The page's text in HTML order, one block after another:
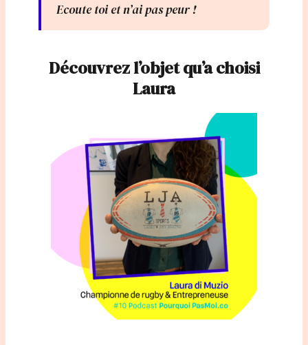
Ecoute toi et n’ai pas peur !
Découvrez l’objet qu’a choisi
Laura